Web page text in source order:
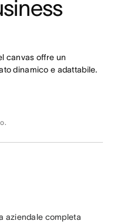
canvas offre un
dinamico e adattabile.
aziendale completa